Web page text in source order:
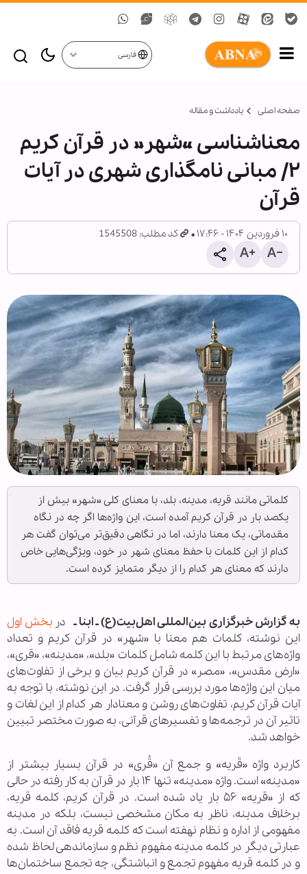
فارسی
صفحه اصلی یادداشت و مقاله
معناشناسی «شهر» در قرآن کریم
۲/ مبانی نامگذاری شهری در آیات
قرآن
۱۰ فروردین ۱۴۰۴ - ۱۷:۴۶ کد مطلب: 1545508
کلماتی مانند قریه، مدینه، بلد، با معنای کلی «شهر» بیش از
یکصد بار در قرآن کریم آمده است، این واژه‌ها اگر چه در نگاه
مقدماتی، یک معنا دارند، اما در نگاهی دقیق‌تر می‌توان گفت هر
کدام از این کلمات با حفظ معنای شهر در خود، ویژگی‌هایی خاص
دارند که معنای هر کدام را از دیگر متمایز کرده است.
به گزارش خبرگزاری بین‌المللی اهل‌بیت(ع) ـ ابنا ـدر بخش اول
این نوشته، کلمات هم معنا با «شهر» در قرآن کریم و تعداد
واژه‌های مرتبط با این کلمه شامل کلمات «بلد»، «مدینه»، «قری»،
«ارض مقدس»، «مصر» در قرآن کریم بیان و برخی از تفاوت‌های
میان این واژه‌ها مورد بررسی قرار گرفت. در این نوشته، با توجه به
آیات قرآن کریم، تفاوت‌های روشن و معنادار هر کدام از این لغات و
تاثیر آن در ترجمه‌ها و تفسیرهای قرآنی، به صورت مختصر تبیین
خواهد شد.
کاربرد واژه «قَریه» و جمع آن «قُری» در قرآن بسیار بیشتر از
«مدینه» است. واژه «مدینه» تنها ۱۴ بار در قرآن به کار رفته در حالی
که از «قریه» ۵۶ بار یاد شده است. در قرآن کریم، کلمه قریه،
برخلاف مدینه، ناظر به مکان مشخصی نیست، بلکه در مدینه
مفهومی از اداره و نظام نهفته است که کلمه قریه فاقد آن است. به
عبارتی دیگر در کلمه مدینه مفهوم نظم و سازماندهی لحاظ شده
و در کلمه قریه مفهوم تجمع و انباشتگی، چه تجمع ساختمان‌ها